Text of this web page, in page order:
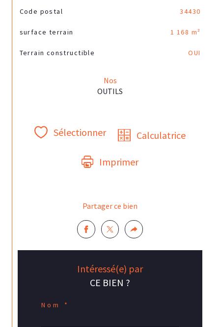
TRAD_SIROCCO_Caracteristique
Code postal 34430
surface terrain 1 168 m²
Terrain constructible OUI
Nos
OUTILS
Sélectionner Calculatrice
Imprimer
Partager ce bien
Intéressé(e) par
CE BIEN ?
Nom *